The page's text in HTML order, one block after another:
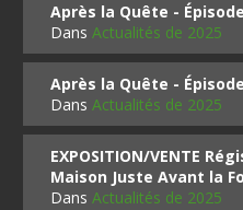
Après la Quête -
DansActualités de 2025
Après la Quête -
DansActualités de 2025
EXPOSITION/VENTE
Maison Juste Avant la
DansActualités de 2025